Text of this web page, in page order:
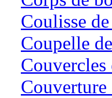
Coulisse
Coupelle
Couvercles
Couverture